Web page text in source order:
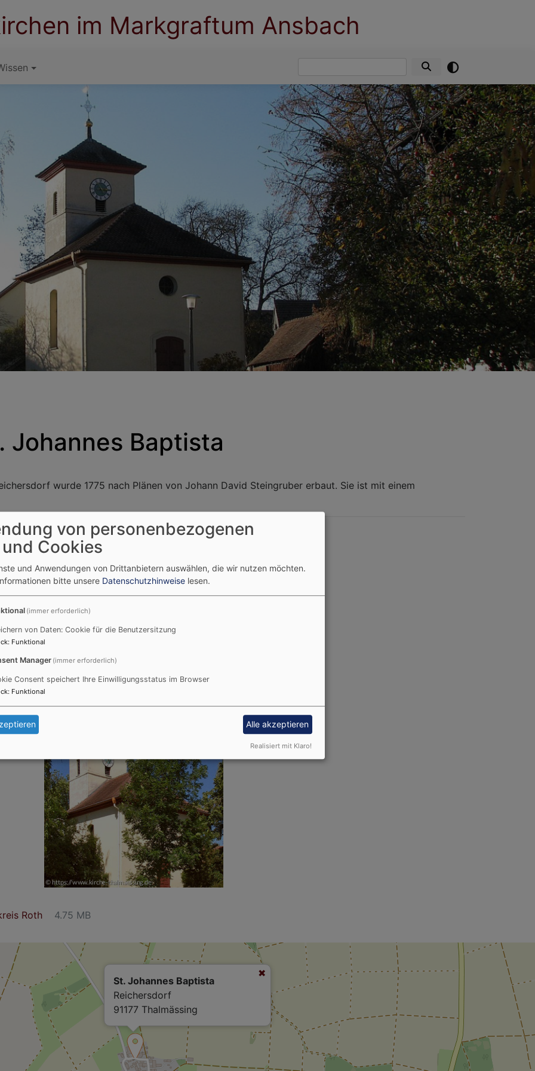
im Markgraftum Ansbach
Johannes Baptista
wurde 1775 nach Plänen von Johann David Steingruber erbaut. Sie ist mit einem
Evang.-Luth. Pfarramt Thalmässing
Münchner Straße 7
Mail:pfarramt.thalmaessing@elkb.de
geöffnet.
Roth 4.75 MB
St. Johannes Baptista
Reichersdorf
91177 Thalmässing
von personenbezogenen
Cookies
und Anwendungen von Drittanbietern auswählen, die wir nutzen möchten.
bitte unsere Datenschutzhinweise lesen.
(immer erforderlich)
von Daten: Cookie für die Benutzersitzung
: Funktional
Manager (immer erforderlich)
Consent speichert Ihre Einwilligungsstatus im Browser
: Funktional
Alle akzeptieren
Realisiert mit Klaro!